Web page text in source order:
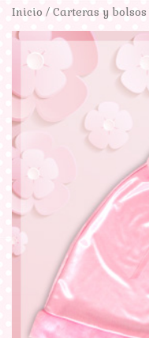
Inicio / Carteras y bolsos